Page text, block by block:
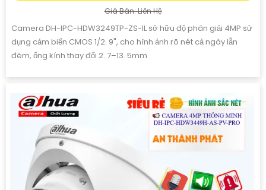
Giá Bán: Liên Hệ
Camera DH-IPC-HDW3249TP-ZS-IL sở hữu độ phân giải 4MP sử
dụng cảm biến CMOS 1/2. 9", cho hình ảnh rõ nét cả ngày lẫn
đêm, ống kính thay đổi 2. 7–13. 5mm